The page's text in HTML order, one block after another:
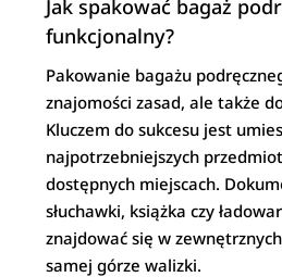
Jak spakować bagaż
funkcjonalny?
Pakowanie bagażu
znajomości zasad, ale także
Kluczem do sukcesu jest
najpotrzebniejszych
dostępnych miejscach.
słuchawki, książka czy
znajdować się w
samej górze walizki.